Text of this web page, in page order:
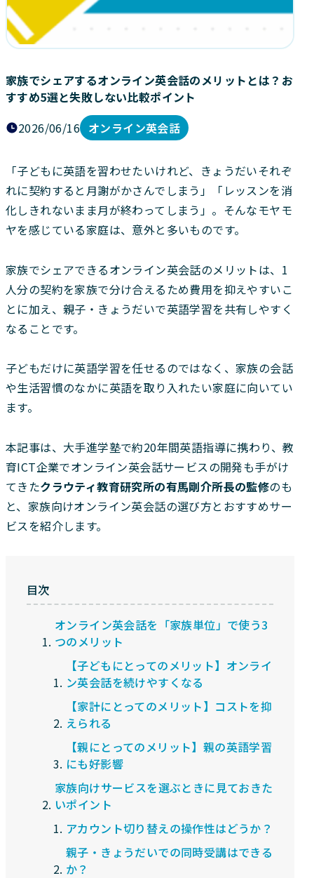
家族でシェアするオンライン英会話のメリットとは？お
すすめ5選と失敗しない比較ポイント
2026/06/16 オンライン英会話
「子どもに英語を習わせたいけれど、きょうだいそれぞ
れに契約すると月謝がかさんでしまう」「レッスンを消
化しきれないまま月が終わってしまう」。そんなモヤモ
ヤを感じている家庭は、意外と多いものです。
家族でシェアできるオンライン英会話のメリットは、1
人分の契約を家族で分け合えるため費用を抑えやすいこ
とに加え、親子・きょうだいで英語学習を共有しやすく
なることです。
子どもだけに英語学習を任せるのではなく、家族の会話
や生活習慣のなかに英語を取り入れたい家庭に向いてい
ます。
本記事は、大手進学塾で約20年間英語指導に携わり、教
育ICT企業でオンライン英会話サービスの開発も手がけ
てきたクラウティ教育研究所の有馬剛介所長の監修のも
と、家族向けオンライン英会話の選び方とおすすめサー
ビスを紹介します。
目次
オンライン英会話を「家族単位」で使う3
つのメリット
【子どもにとってのメリット】オンライ
ン英会話を続けやすくなる
【家計にとってのメリット】コストを抑
えられる
【親にとってのメリット】親の英語学習
にも好影響
家族向けサービスを選ぶときに見ておきた
いポイント
アカウント切り替えの操作性はどうか？
親子・きょうだいでの同時受講はできる
か？